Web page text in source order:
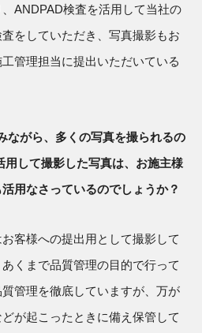
ANDPAD検査を活用して当社の
をしていただき、写真撮影もお
管理担当に提出いただいている
ながら、多くの写真を撮られるの
して撮影した写真は、お施主様
用なさっているのでしょうか？
客様への提出用として撮影して
くまで品質管理の目的で行って
管理を徹底していますが、万が
が起こったときに備え保管して